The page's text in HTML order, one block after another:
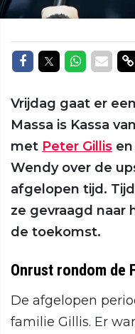
Delen opDelen op
Delen
Vrijdag gaat er
Massa is Kassa
met Peter Gillis
Wendy over de
afgelopen tijd.
ze gevraagd naar
de toekomst.
Onrust rondom de
De afgelopen
familie Gillis. Er